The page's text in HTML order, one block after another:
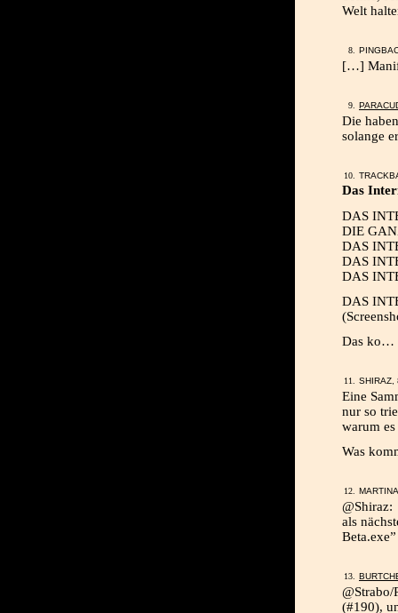
Welt
[…]
Die
solange
Das
DAS
DIE
DAS
DAS
DAS
DAS
Das ko…
Eine
nur so
warum
Was
@Shiraz:
als
Beta.exe”
(#190),